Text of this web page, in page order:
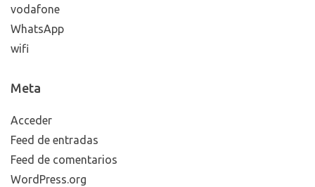
vodafone
WhatsApp
wifi
Meta
Acceder
Feed de entradas
Feed de comentarios
WordPress.org